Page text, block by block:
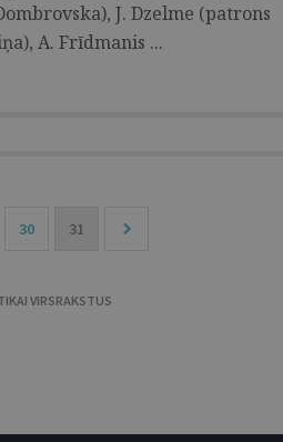
J. Dzelme (patrons
A. Frīdmanis ...
30 31
VIRSRAKSTUS